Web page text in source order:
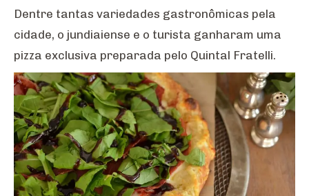
Dentre tantas variedades gastronômicas pela
cidade, o jundiaiense e o turista ganharam uma
pizza exclusiva preparada pelo Quintal Fratelli.